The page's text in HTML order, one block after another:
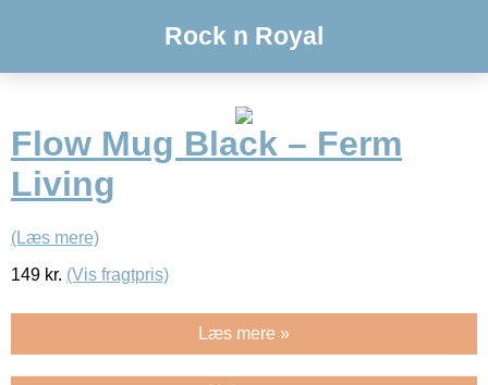
Rock n Royal
Flow Mug Black – Ferm
Living
(Læs mere)
149 kr. (Vis fragtpris)
Læs mere »